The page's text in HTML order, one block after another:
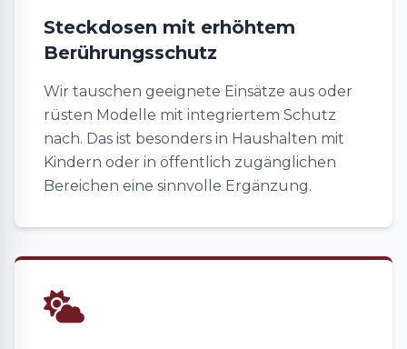
Steckdosen mit erhöhtem
Berührungsschutz
Wir tauschen geeignete Einsätze aus oder
rüsten Modelle mit integriertem Schutz
nach. Das ist besonders in Haushalten mit
Kindern oder in öffentlich zugänglichen
Bereichen eine sinnvolle Ergänzung.